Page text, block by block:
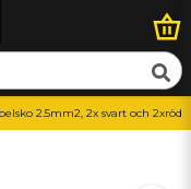
2.5mm2, 2x svart och 2xröd